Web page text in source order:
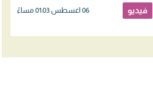
فيديو 06 اغسطس 01:03 مساءً